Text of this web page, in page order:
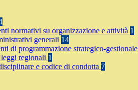
normativi su organizzazione e attività 1
generali 14
di programmazione strategico-gestionale
leggi regionali 1
e codice di condotta 7